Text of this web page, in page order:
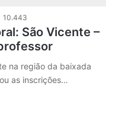
10.443
São Vicente –
na região da baixada
as inscrições…